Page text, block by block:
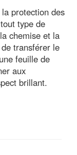
protection des
type de
chemise et la
transférer le
feuille de
aux
brillant.